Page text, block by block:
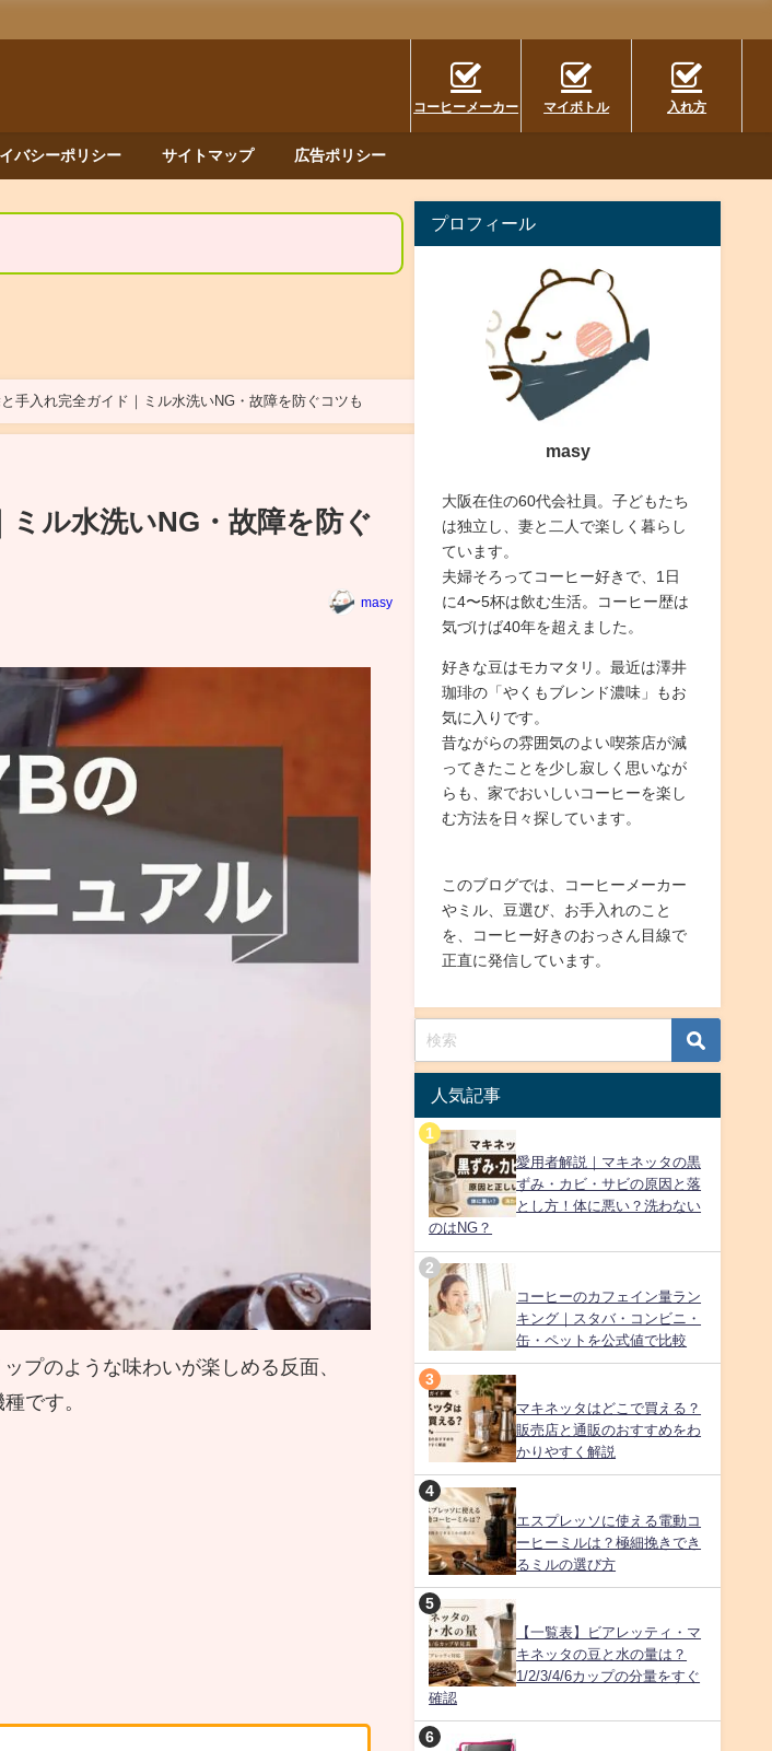
コーヒーメーカー マイボトル 入れ方
バシーポリシー サイトマップ 広告ポリシー
手入れ完全ガイド｜ミル水洗いNG・故障を防ぐコツも
ル水洗いNG・故障を防ぐ
masy
プのような味わいが楽しめる反面、
です。
プロフィール
masy
大阪在住の60代会社員。子どもたち
は独立し、妻と二人で楽しく暮らし
ています。
夫婦そろってコーヒー好きで、1日
に4〜5杯は飲む生活。コーヒー歴は
気づけば40年を超えました。
好きな豆はモカマタリ。最近は澤井
珈琲の「やくもブレンド濃味」もお
気に入りです。
昔ながらの雰囲気のよい喫茶店が減
ってきたことを少し寂しく思いなが
らも、家でおいしいコーヒーを楽し
む方法を日々探しています。
このブログでは、コーヒーメーカー
やミル、豆選び、お手入れのこと
を、コーヒー好きのおっさん目線で
正直に発信しています。
人気記事
愛用者解説｜マキネッタの黒
ずみ・カビ・サビの原因と落
とし方！体に悪い？洗わない
のはNG？
コーヒーのカフェイン量ラン
キング｜スタバ・コンビニ・
缶・ペットを公式値で比較
マキネッタはどこで買える？
販売店と通販のおすすめをわ
かりやすく解説
エスプレッソに使える電動コ
ーヒーミルは？極細挽きでき
るミルの選び方
【一覧表】ビアレッティ・マ
キネッタの豆と水の量は？
1/2/3/4/6カップの分量をすぐ
確認